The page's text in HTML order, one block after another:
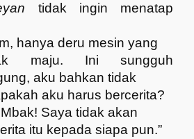
tidak ingin menatap
hanya deru mesin yang
maju. Ini sungguh
aku bahkan tidak
aku harus bercerita?
Saya tidak akan
itu kepada siapa pun.”